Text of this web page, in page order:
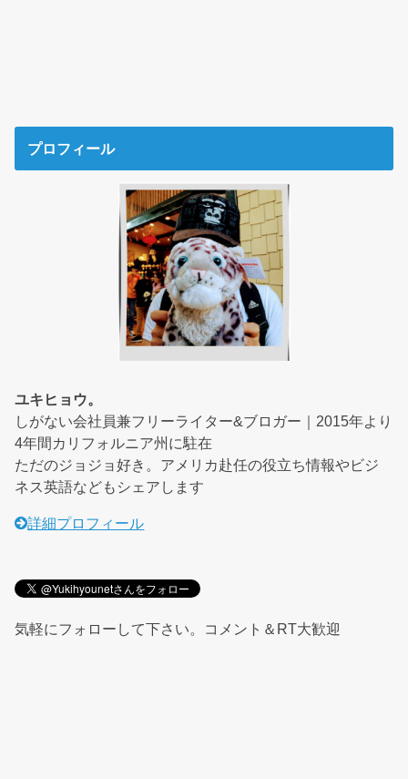
プロフィール
ユキヒョウ。
しがない会社員兼フリーライター&ブロガー｜2015年より
4年間カリフォルニア州に駐在
ただのジョジョ好き。アメリカ赴任の役立ち情報やビジ
ネス英語などもシェアします
詳細プロフィール
気軽にフォローして下さい。コメント＆RT大歓迎